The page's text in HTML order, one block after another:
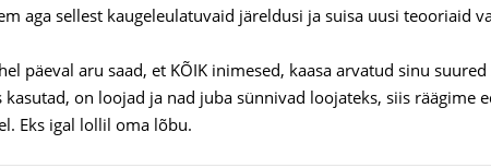
aga sellest kaugeleulatuvaid järeldusi ja suisa uusi teooriaid
päeval aru saad, et KÕIK inimesed, kaasa arvatud sinu
kasutad, on loojad ja nad juba sünnivad loojateks, siis räägime
Eks igal lollil oma lõbu.